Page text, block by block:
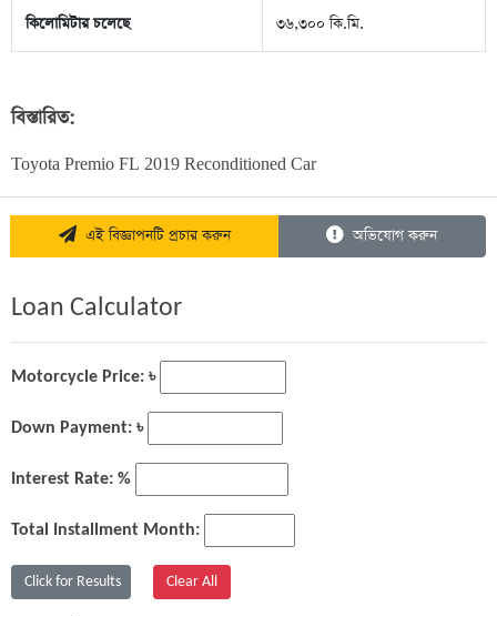
কিলোমিটার চলেছে ৩৬,৩০০ কি.মি.
বিস্তারিত:
Toyota Premio FL 2019 Reconditioned Car
এই বিজ্ঞাপনটি প্রচার করুন অভিযোগ করুন
Loan Calculator
Motorcycle Price: ৳
Down Payment: ৳
Interest Rate: %
Total Installment Month: